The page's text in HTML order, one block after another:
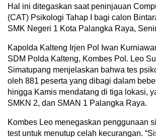
Hal ini ditegaskan saat peninjauan
(CAT) Psikologi Tahap I bagi calon
SMK Negeri 1 Kota Palangka Raya,
Kapolda Kalteng Irjen Pol Iwan
SDM Polda Kalteng, Kombes Pol. Leo
Simatupang menjelaskan bahwa tes
oleh 881 peserta yang dibagi dalam
hingga Kamis mendatang di tiga lokasi,
SMKN 2, dan SMAN 1 Palangka Raya.
Kombes Leo menegaskan penggunaan
test untuk menutup celah kecurangan.